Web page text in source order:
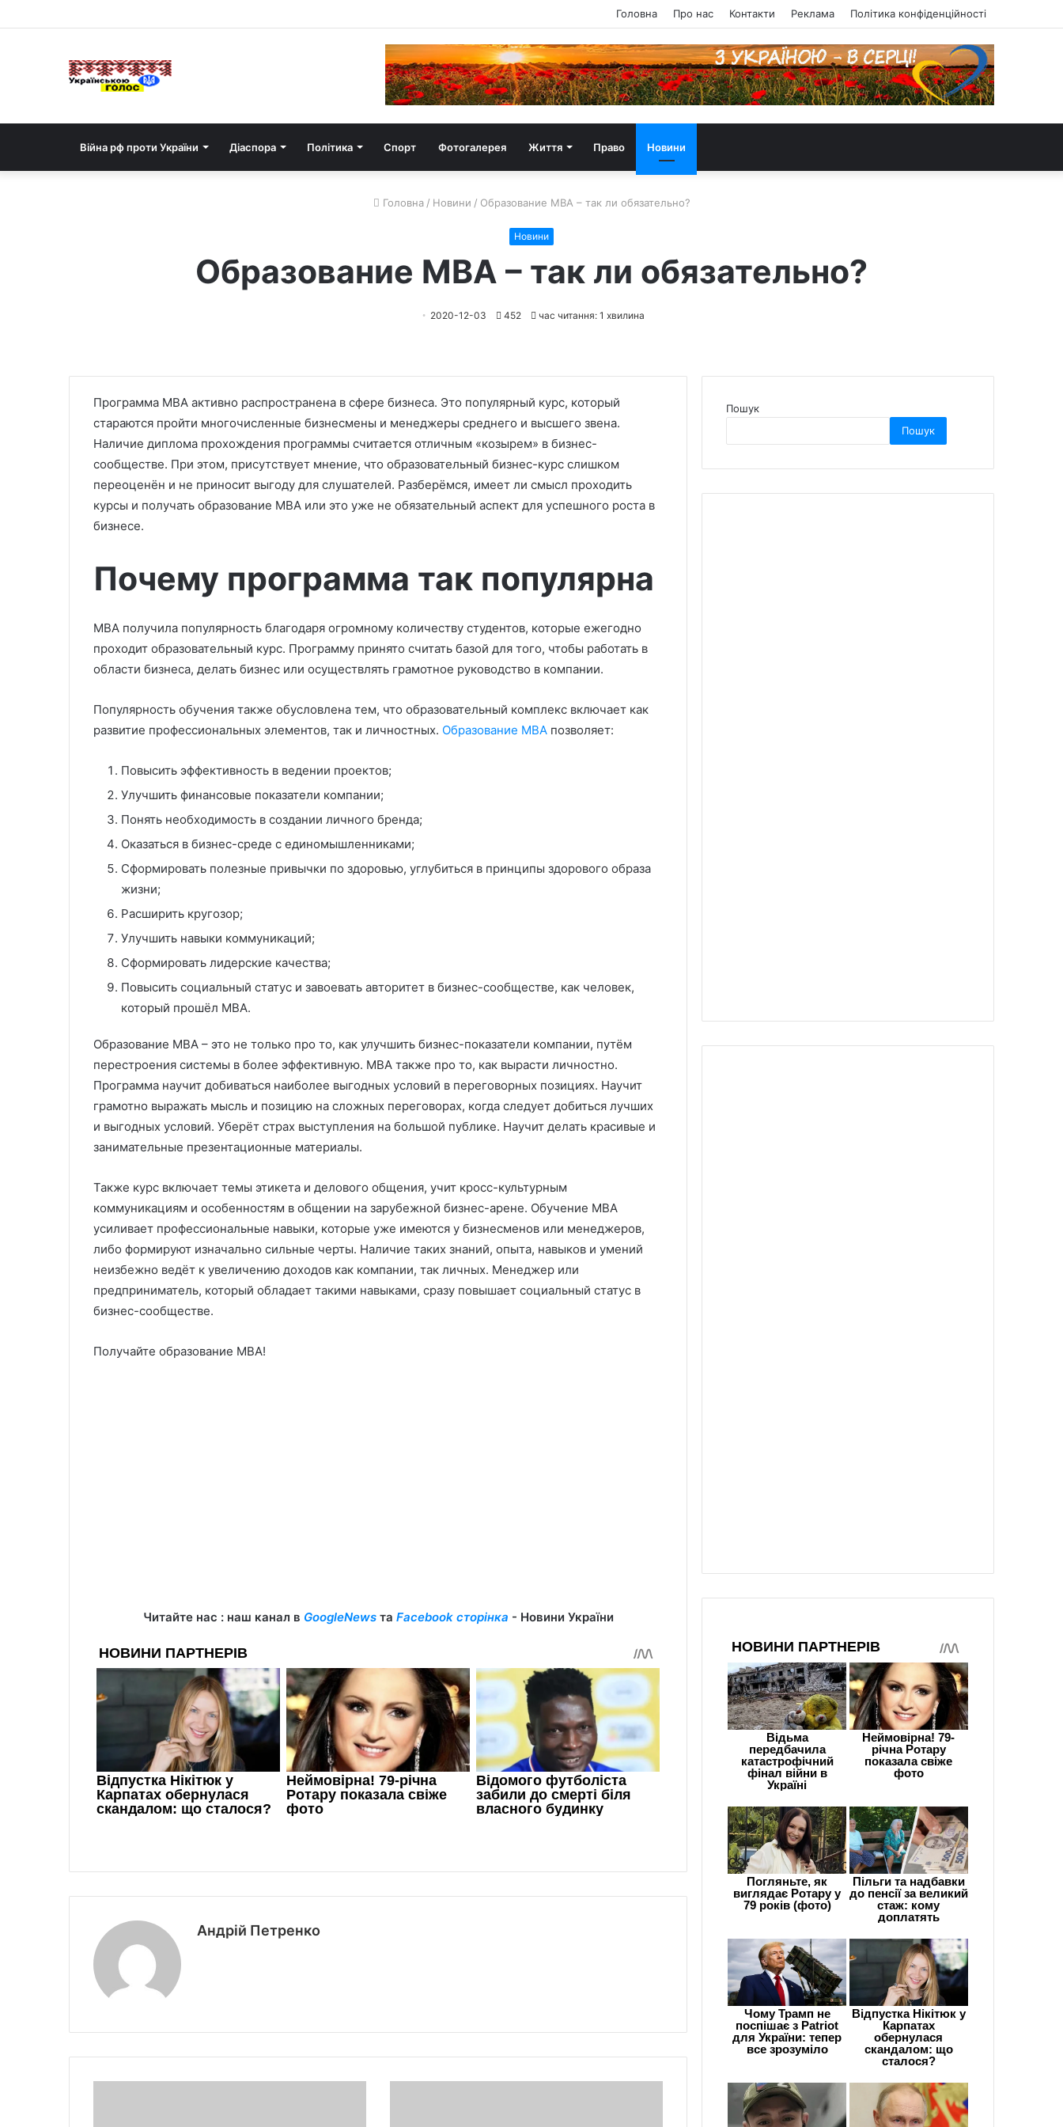
Головна Про нас Контакти Реклама Політика конфіденційності
Війна рф проти України Діаспора Політика Спорт Фотогалерея Життя Право Новини
Головна / Новини / Образование МВА – так ли обязательно?
Новини
Образование МВА – так ли обязательно?
2020-12-03 452 час читання: 1 хвилина
Программа МВА активно распространена в сфере бизнеса. Это популярный курс, который
стараются пройти многочисленные бизнесмены и менеджеры среднего и высшего звена.
Наличие диплома прохождения программы считается отличным «козырем» в бизнес-
сообществе. При этом, присутствует мнение, что образовательный бизнес-курс слишком
переоценён и не приносит выгоду для слушателей. Разберёмся, имеет ли смысл проходить
курсы и получать образование МВА или это уже не обязательный аспект для успешного роста в
бизнесе.
Почему программа так популярна
МВА получила популярность благодаря огромному количеству студентов, которые ежегодно
проходит образовательный курс. Программу принято считать базой для того, чтобы работать в
области бизнеса, делать бизнес или осуществлять грамотное руководство в компании.
Популярность обучения также обусловлена тем, что образовательный комплекс включает как
развитие профессиональных элементов, так и личностных. Образование MBA позволяет:
Повысить эффективность в ведении проектов;
Улучшить финансовые показатели компании;
Понять необходимость в создании личного бренда;
Оказаться в бизнес-среде с единомышленниками;
Сформировать полезные привычки по здоровью, углубиться в принципы здорового образа
жизни;
Расширить кругозор;
Улучшить навыки коммуникаций;
Сформировать лидерские качества;
Повысить социальный статус и завоевать авторитет в бизнес-сообществе, как человек,
который прошёл МВА.
Образование МВА – это не только про то, как улучшить бизнес-показатели компании, путём
перестроения системы в более эффективную. МВА также про то, как вырасти личностно.
Программа научит добиваться наиболее выгодных условий в переговорных позициях. Научит
грамотно выражать мысль и позицию на сложных переговорах, когда следует добиться лучших
и выгодных условий. Уберёт страх выступления на большой публике. Научит делать красивые и
занимательные презентационные материалы.
Также курс включает темы этикета и делового общения, учит кросс-культурным
коммуникациям и особенностям в общении на зарубежной бизнес-арене. Обучение МВА
усиливает профессиональные навыки, которые уже имеются у бизнесменов или менеджеров,
либо формируют изначально сильные черты. Наличие таких знаний, опыта, навыков и умений
неизбежно ведёт к увеличению доходов как компании, так личных. Менеджер или
предприниматель, который обладает такими навыками, сразу повышает социальный статус в
бизнес-сообществе.
Получайте образование МВА!
Читайте нас : наш канал в GoogleNewsта Facebook сторінка - Новини України
Андрій Петренко
Пошук
Пошук